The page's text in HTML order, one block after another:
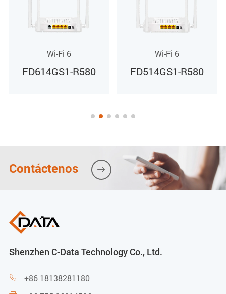
2 cuentas
TDMF
Temperatura de funcionamiento
Humedad de funcionamiento
Alimentación
Wi-Fi 6
FD614GS1-R580
Wi-Fi 6
FD514GS1-R580
Contáctenos 
Shenzhen C-Data Technology Co., Ltd.
 +86 18138281180